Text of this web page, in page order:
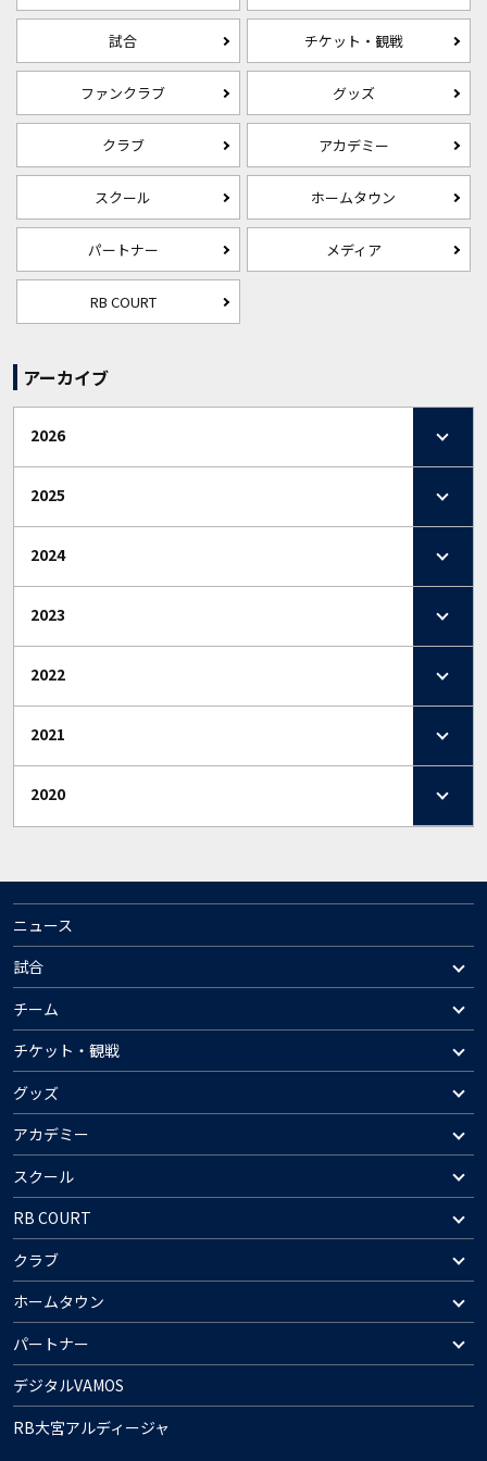
試合 チケット・観戦
ファンクラブ グッズ
クラブ アカデミー
スクール ホームタウン
パートナー メディア
RB COURT
アーカイブ
2026
2025
2024
2023
2022
2021
2020
ニュース
試合
チーム
チケット・観戦
グッズ
アカデミー
スクール
RB COURT
クラブ
ホームタウン
パートナー
デジタルVAMOS
RB大宮アルディージャ